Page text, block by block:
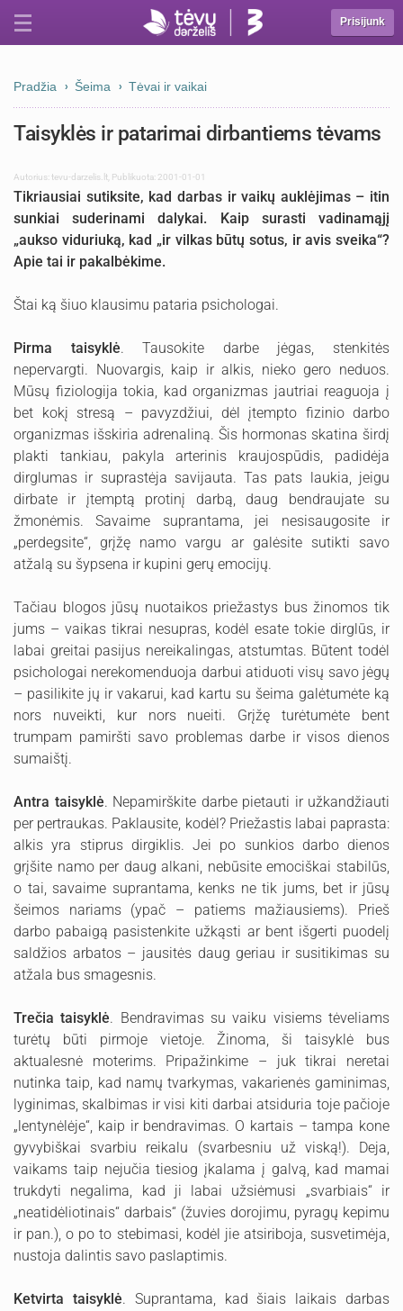
Prisijunk
Pradžia Šeima Tėvai ir vaikai
Taisyklės ir patarimai dirbantiems tėvams
Autorius:tevu-darzelis.lt Publikuota: 2001-01-01
Tikriausiai sutiksite, kad darbas ir vaikų auklėjimas – itin
sunkiai suderinami dalykai. Kaip surasti vadinamąjį
„aukso viduriuką, kad „ir vilkas būtų sotus, ir avis sveika“?
Apie tai ir pakalbėkime.
Štai ką šiuo klausimu pataria psichologai.
Pirma taisyklė. Tausokite darbe jėgas, stenkitės
nepervargti. Nuovargis, kaip ir alkis, nieko gero neduos.
Mūsų fiziologija tokia, kad organizmas jautriai reaguoja į
bet kokį stresą – pavyzdžiui, dėl įtempto fizinio darbo
organizmas išskiria adrenaliną. Šis hormonas skatina širdį
plakti tankiau, pakyla arterinis kraujospūdis, padidėja
dirglumas ir suprastėja savijauta. Tas pats laukia, jeigu
dirbate ir įtemptą protinį darbą, daug bendraujate su
žmonėmis. Savaime suprantama, jei nesisaugosite ir
„perdegsite“, grįžę namo vargu ar galėsite sutikti savo
atžalą su šypsena ir kupini gerų emocijų.
Tačiau blogos jūsų nuotaikos priežastys bus žinomos tik
jums – vaikas tikrai nesupras, kodėl esate tokie dirglūs, ir
labai greitai pasijus nereikalingas, atstumtas. Būtent todėl
psichologai nerekomenduoja darbui atiduoti visų savo jėgų
– pasilikite jų ir vakarui, kad kartu su šeima galėtumėte ką
nors nuveikti, kur nors nueiti. Grįžę turėtumėte bent
trumpam pamiršti savo problemas darbe ir visos dienos
sumaištį.
Antra taisyklė. Nepamirškite darbe pietauti ir užkandžiauti
per pertraukas. Paklausite, kodėl? Priežastis labai paprasta:
alkis yra stiprus dirgiklis. Jei po sunkios darbo dienos
grįšite namo per daug alkani, nebūsite emociškai stabilūs,
o tai, savaime suprantama, kenks ne tik jums, bet ir jūsų
šeimos nariams (ypač – patiems mažiausiems). Prieš
darbo pabaigą pasistenkite užkąsti ar bent išgerti puodelį
saldžios arbatos – jausitės daug geriau ir susitikimas su
atžala bus smagesnis.
Trečia taisyklė. Bendravimas su vaiku visiems tėveliams
turėtų būti pirmoje vietoje. Žinoma, ši taisyklė bus
aktualesnė moterims. Pripažinkime – juk tikrai neretai
nutinka taip, kad namų tvarkymas, vakarienės gaminimas,
lyginimas, skalbimas ir visi kiti darbai atsiduria toje pačioje
„lentynėlėje“, kaip ir bendravimas. O kartais – tampa kone
gyvybiškai svarbiu reikalu (svarbesniu už viską!). Deja,
vaikams taip nejučia tiesiog įkalama į galvą, kad mamai
trukdyti negalima, kad ji labai užsiėmusi „svarbiais“ ir
„neatidėliotinais“ darbais“ (žuvies dorojimu, pyragų kepimu
ir pan.), o po to stebimasi, kodėl jie atsiriboja, susvetimėja,
nustoja dalintis savo paslaptimis.
Ketvirta taisyklė. Suprantama, kad šiais laikais darbas